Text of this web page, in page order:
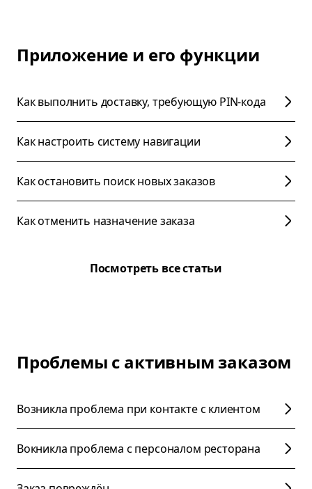
Приложение и его функции
Как выполнить доставку, требующую PIN-кода
Как настроить систему навигации
Как остановить поиск новых заказов
Как отменить назначение заказа
Посмотреть все статьи
Проблемы с активным заказом
Возникла проблема при контакте с клиентом
Вокникла проблема с персоналом ресторана